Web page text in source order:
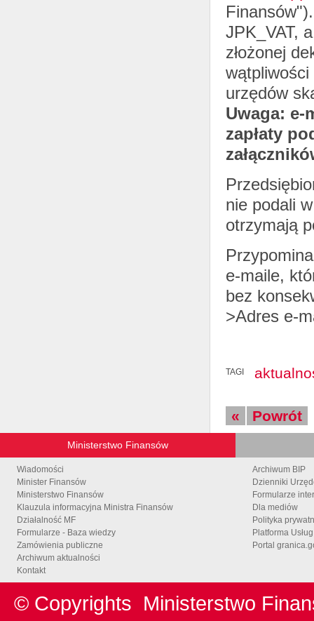
JPK_VAT,
złożonej
urzędów
Uwaga: e-
zapłaty
nie podali
otrzymają
e-maile,
bez
>Adres e-
TAGI
« Powrót
Ministerstwo Finansów
Wiadomości
Minister Finansów
Ministerstwo Finansów
Klauzula informacyjna Ministra Finansów
Działalność MF
Formularze - Baza wiedzy
Zamówienia publiczne
Archiwum aktualności
Kontakt
Archiwum BIP
Dzienniki
Formularze
Dla mediów
Polityka
Platforma
Portal
© Copyrights Ministerstwo